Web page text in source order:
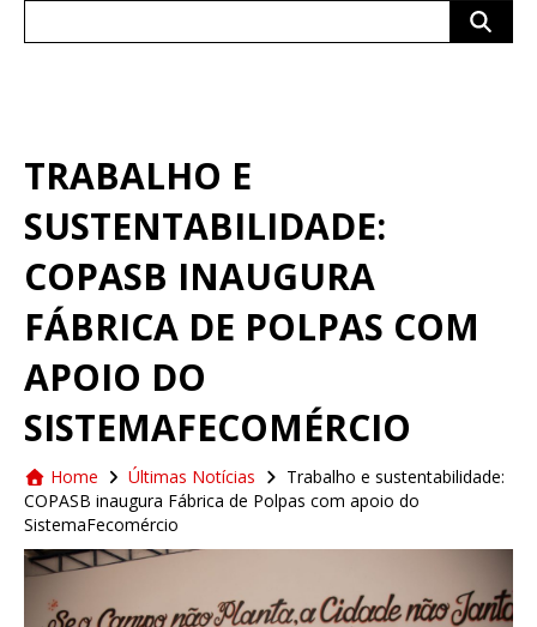
TRABALHO E
SUSTENTABILIDADE:
COPASB INAUGURA
FÁBRICA DE POLPAS COM
APOIO DO
SISTEMAFECOMÉRCIO
Home Últimas Notícias
Trabalho e sustentabilidade:
COPASB inaugura Fábrica de Polpas com apoio do
SistemaFecomércio